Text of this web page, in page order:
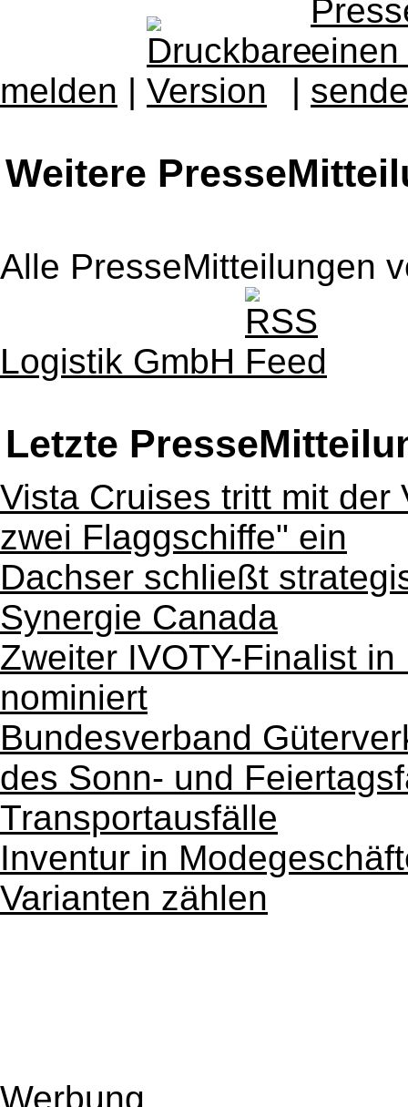
melden | |
Weitere
Alle PresseMitteilungen
Logistik GmbH
Letzte
Vista Cruises tritt mit der
zwei Flaggschiffe" ein
Dachser schließt
Synergie Canada
Zweiter IVOTY-Finalist
nominiert
Bundesverband
des Sonn- und
Transportausfälle
Inventur in
Varianten zählen
Werbung